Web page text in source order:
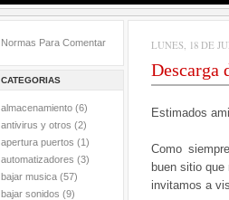
Normas Para Comentar
CATEGORIAS
almacenamiento (6)
antivirus y otros (2)
apertura puertos (1)
automatizadores (3)
bajar musica (57)
bajar sonidos (9)
LUNES, 18 DE
Descarga
Estimados
Como
buen sitio
invitamos a